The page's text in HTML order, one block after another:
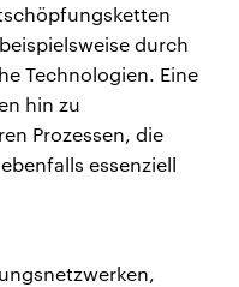
durch
Technologien. Eine
hin zu
Prozessen, die
essenziell